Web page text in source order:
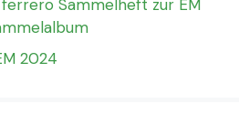
Sammelheft zur EM
2024